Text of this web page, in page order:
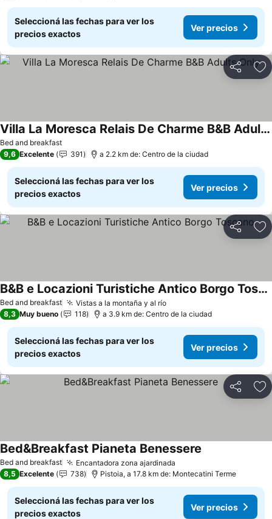
Seleccioná las fechas para ver los
precios exactos
Ver precios
Compartir
Bed and breakfast
Villa La Moresca Relais De Charme B&B Adults Only
Ver precios
9,6 Excelente 391 a 2.2 km de: Centro de la ciudad
Seleccioná las fechas para ver los
precios exactos
Ver precios
Compartir
Bed and breakfast Vistas a la montaña y al ríoVer precios
B&B e Locazioni Turistiche Antico Borgo Toscano
Ver precios
8,3 Muy bueno 118 a 3.9 km de: Centro de la ciudad
Seleccioná las fechas para ver los
precios exactos
Ver precios
Compartir
Bed and breakfast Encantadora zona ajardinada
Bed&Breakfast Pianeta Benessere
8,5 Excelente 738 Pistoia, a 17.8 km de: Montecatini Terme
Seleccioná las fechas para ver los
precios exactos
Ver precios